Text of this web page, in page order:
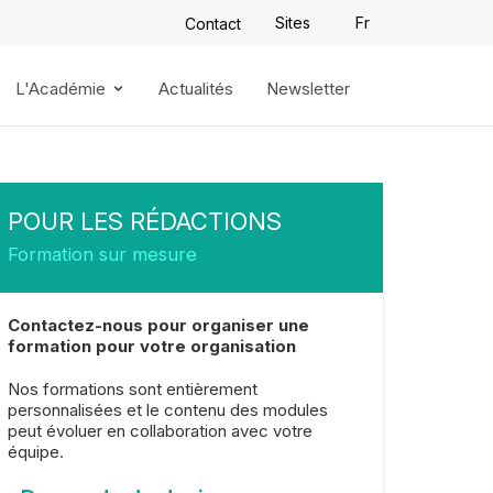
Contact Sites Fr
L'Académie Actualités Newsletter
POUR LES RÉDACTIONS
Formation sur mesure
Contactez-nous pour organiser une
formation pour votre organisation
Nos formations sont entièrement
personnalisées et le contenu des modules
peut évoluer en collaboration avec votre
équipe.